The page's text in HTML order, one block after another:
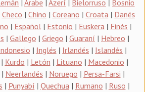
| Árabe | Azerí | Bielorruso | Bosnio
Checo | Chino | Coreano | Croata| Danés
| Español | Estonio | Euskera | Finés |
| Gallego | Griego | Guaraní | Hebreo |
| Inglés | Irlandés | Islandés |
| Kurdo | Letón | Lituano | Macedonio |
Neerlandés | Noruego | Persa-Farsi |
| Punyabí | Quechua| Rumano | Ruso |